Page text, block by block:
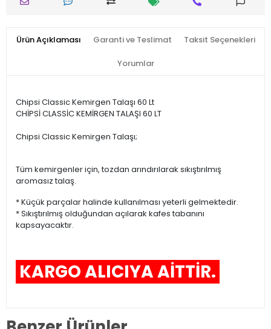
Ürün Açıklaması Garanti ve Teslimat Taksit Seçenekleri
Yorumlar
Chipsi Classic Kemirgen Talaşı 60 Lt
CHİPSİ CLASSİC KEMİRGEN TALAŞI 60 LT
Chipsi Classic Kemirgen Talaşı;
Tüm kemirgenler için, tozdan arındırılarak sıkıştırılmış
aromasız talaş.
* Küçük parçalar halinde kullanılması yeterli gelmektedir.
* Sıkıştırılmış olduğundan açılarak kafes tabanını
kapsayacaktır.
KARGO ALICIYA AİTTİR.